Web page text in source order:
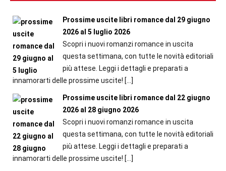
Prossime uscite libri romance dal 29 giugno
2026 al 5 luglio 2026
Scopri i nuovi romanzi romance in uscita
questa settimana, con tutte le novità editoriali
più attese. Leggi i dettagli e preparati a
innamorarti delle prossime uscite! […]
Prossime uscite libri romance dal 22 giugno
2026 al 28 giugno 2026
Scopri i nuovi romanzi romance in uscita
questa settimana, con tutte le novità editoriali
più attese. Leggi i dettagli e preparati a
innamorarti delle prossime uscite! […]